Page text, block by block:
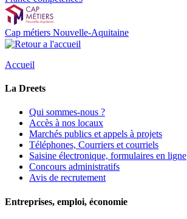
Cap métiers Nouvelle-Aquitaine
Accueil
La Dreets
Qui sommes-nous ?
Accès à nos locaux
Marchés publics et appels à projets
Téléphones, Courriers et courriels
Saisine électronique, formulaires en ligne
Concours administratifs
Avis de recrutement
Entreprises, emploi, économie